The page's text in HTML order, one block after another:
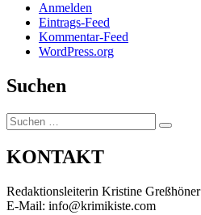
Anmelden
Eintrags-Feed
Kommentar-Feed
WordPress.org
Suchen
Suchen
nach:
Suchen
KONTAKT
Redaktionsleiterin Kristine Greßhöner
E-Mail: info@krimikiste.com